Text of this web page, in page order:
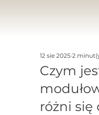
Czym
różni się
12 sie 2025 2